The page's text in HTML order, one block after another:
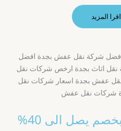
المزيد
يصل الى 40%